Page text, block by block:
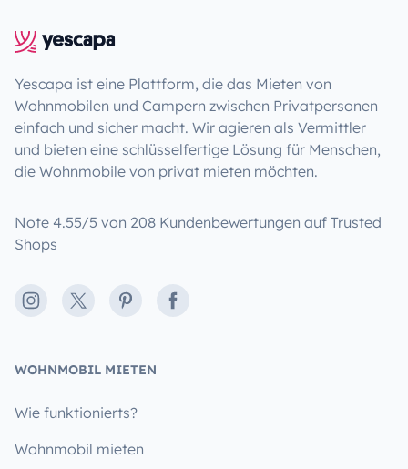
Yescapa ist eine Plattform, die das Mieten von
Wohnmobilen und Campern zwischen Privatpersonen
einfach und sicher macht. Wir agieren als Vermittler
und bieten eine schlüsselfertige Lösung für Menschen,
die Wohnmobile von privat mieten möchten.
Note 4.55/5 von 208 Kundenbewertungen auf Trusted
Shops
Instagram
X PinterestFacebook
WOHNMOBIL MIETEN
Wie funktionierts?
Wohnmobil mieten